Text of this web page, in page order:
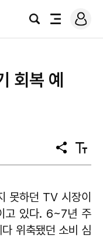
검
전
로
그
회복 예
공
유
텍
스
기
못하던 TV 시장이
고 있다. 6~7년 주
위축됐던 소비 심